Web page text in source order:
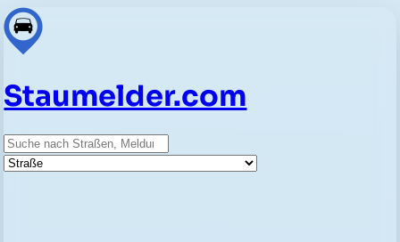
Staumelder.com
Suche
Straße